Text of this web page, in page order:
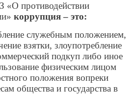
противодействии
коррупция – это:
служебным положением,
взятки, злоупотребление
подкуп либо иное
физическим лицом
положения вопреки
общества и государства в